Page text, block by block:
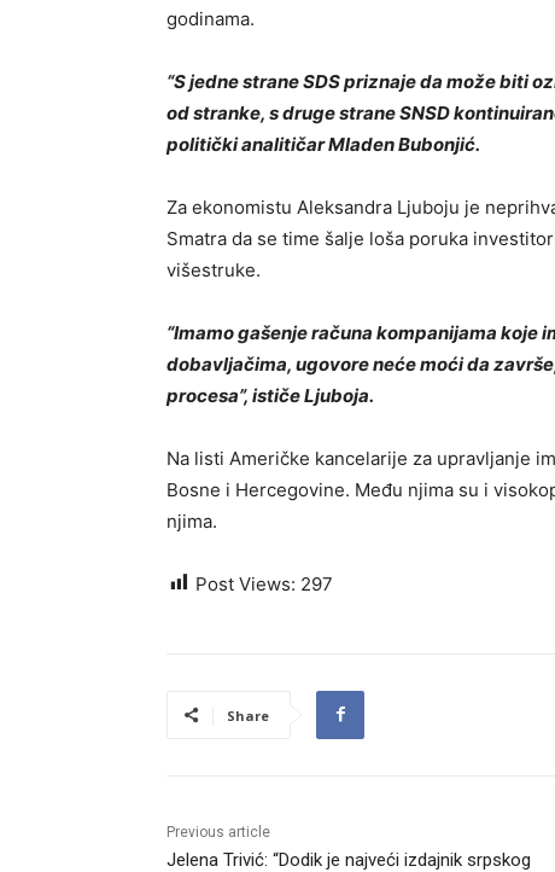
godinama.
“S jedne strane SDS priznaje da može biti
od stranke, s druge strane SNSD
politički analitičar Mladen Bubonjić.
Za ekonomistu Aleksandra Ljuboju je
Smatra da se time šalje loša poruka
višestruke.
“Imamo gašenje računa kompanijama
dobavljačima, ugovore neće moći da
procesa”, ističe Ljuboja.
Na listi Američke kancelarije za upravljanje
Bosne i Hercegovine. Među njima su i
njima.
Post Views: 297
Share
Previous article
Jelena Trivić: “Dodik je najveći izdajnik srpskog